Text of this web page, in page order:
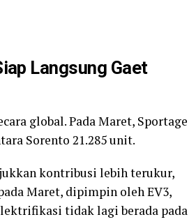
Langsung Gaet
global. Pada Maret, Sportage
Sorento 21.285 unit.
kontribusi lebih terukur,
Maret, dipimpin oleh EV3,
tidak lagi berada pada